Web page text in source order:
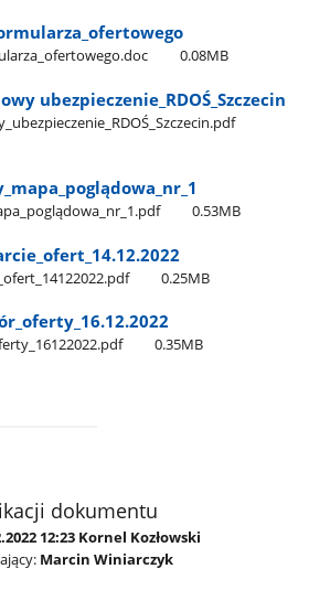
0.08MB
ubezpieczenie​_RDOŚ​_Szczecin
0.53MB
0.25MB
0.35MB
dokumentu
12:23 Kornel Kozłowski
Marcin Winiarczyk